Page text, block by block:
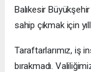
Balıkesir
sahip çıkmak için
Taraftarlarımız, iş
bırakmadı.